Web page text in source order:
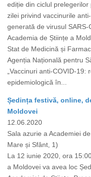
ediție din ciclul
zilei privind vaccinurile
generată de virusul
Academia de Științe a
Stat de Medicină și
Agenția Națională pentru
„Vaccinuri anti-COVID-
epidemiologică în...
Ședința festivă, online,
Moldovei
12.06.2020
Sala azurie a Academiei
Mare și Sfânt, 1)
La 12 iunie 2020, ora
a Moldovei va avea loc